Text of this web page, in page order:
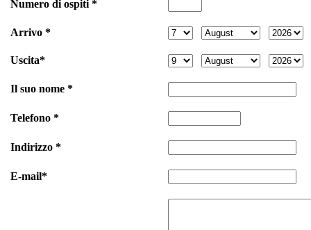
Numero di ospiti *
Arrivo *
Uscita*
Il suo nome *
Telefono *
Indirizzo *
E-mail*